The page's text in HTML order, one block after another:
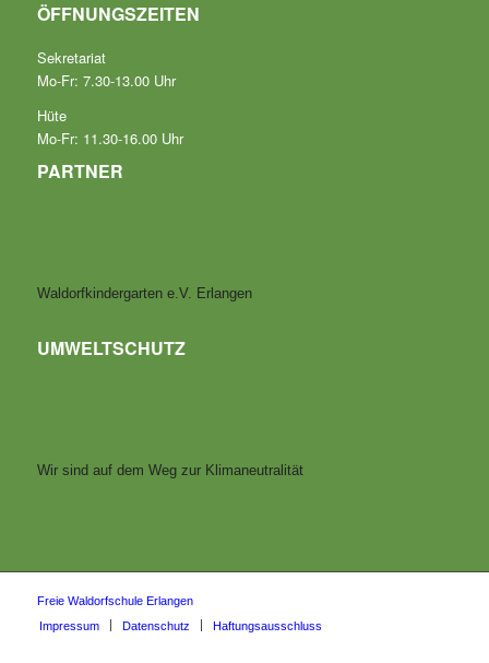
ÖFFNUNGSZEITEN
Sekretariat
Mo-Fr: 7.30-13.00 Uhr
Hüte
Mo-Fr: 11.30-16.00 Uhr
PARTNER
Waldorfkindergarten e.V. Erlangen
UMWELTSCHUTZ
Wir sind auf dem Weg zur Klimaneutralität
Freie Waldorfschule Erlangen
Impressum
Datenschutz Haftungsausschluss